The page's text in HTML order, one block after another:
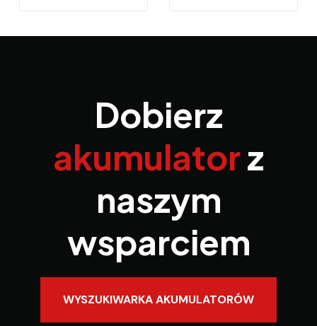
Dobierz
akumulatorz
naszym
wsparciem
WYSZUKIWARKA AKUMULATORÓW